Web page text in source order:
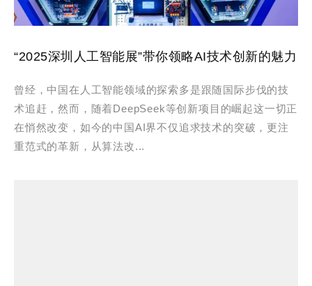
“2025深圳人工智能展”带你领略AI技术创新的魅力
曾经，中国在人工智能领域的探索多是跟随国际步伐的技
术追赶，然而，随着DeepSeek等创新项目的崛起这一切正
在悄然改变，如今的中国AI界不仅追求技术的突破，更注
重范式的革新，从算法改...